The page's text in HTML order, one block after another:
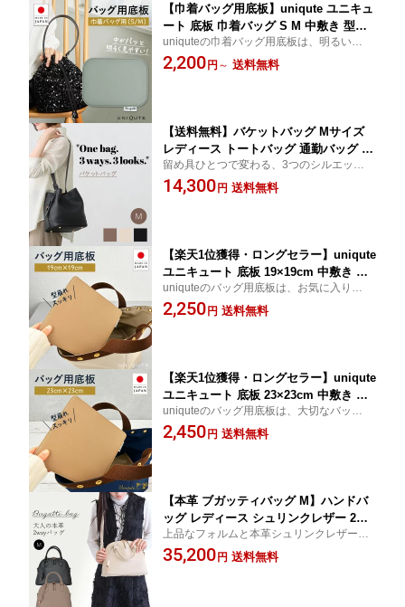
【巾着バッグ用底板】uniqute ユニキュ
ート 底板 巾着バッグ S M 中敷き 型崩
れ防止 変形防止 TEFOX 撥水 日本製 3
年間安心保証 ハンドバッグ バッグ整理
uniquteの巾着バッグ用底板は、明るいライ
トグレーでバッグの中をパッと明るく見や
すくしてくれます。お気に入りのバッグを
2,200円 ～ 送料無料
【送料無料】バケットバッグ Mサイズ
レディース トートバッグ 通勤バッグ 肩
掛け バッグ 3way バゲットバッグ ショ
ルダーバッグ おしゃれ 大人可愛い 大人
留め具ひとつで変わる、3つのシルエット。
デイリーに使いやすい、オシャレが大好き
な大人の女性に似合う3wayバケットバッ
14,300円 送料無料
【楽天1位獲得・ロングセラー】uniqute
ユニキュート 底板 19×19cm 中敷き 型
崩れ防止 変形防止 TEFOX 撥水 日本製
3年間安心保証 トートバッグ ハンドバッ
uniquteのバッグ用底板は、お気に入りバッ
グを簡単にきれいに整えてくれる便利アイ
テムです。日本の職人による丁寧な作り
2,250円 送料無料
【楽天1位獲得・ロングセラー】uniqute
ユニキュート 底板 23×23cm 中敷き 型
崩れ防止 変形防止 TEFOX 撥水 日本製
3年間安心保証 トートバッグ ハンドバッ
uniquteのバッグ用底板は、大切なバッグを
簡単にきれいに整えてくれる便利アイテ
ム。日本の職人による丁寧な作りで、バッ
2,450円 送料無料
【本革 ブガッティバッグ M】ハンドバ
ッグ レディース シュリンクレザー 2wa
y 斜め掛け ボストン 大人 上品 おしゃれ
高級感 高見え ショルダー付 バッグ 卒
上品なフォルムと本革シュリンクレザーの
艶が魅力の、ブガッティ型ボストンバッ
グ。傷が目立ちにくいので毎日気軽に革の
35,200円 送料無料